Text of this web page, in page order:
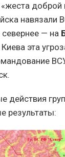
доброй
навязали
— на
эта
действия
результаты: